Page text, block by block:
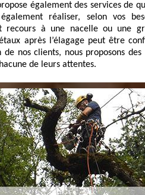
également des services de
réaliser, selon vos
recours à une nacelle ou une
après l’élagage peut être
nos clients, nous proposons des
de leurs attentes.